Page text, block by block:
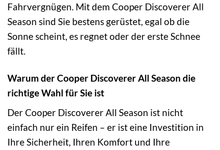
Fahrvergnügen. Mit dem Cooper Discoverer All
Season sind Sie bestens gerüstet, egal ob die
Sonne scheint, es regnet oder der erste Schnee
fällt.
Warum der Cooper Discoverer All Season die
richtige Wahl für Sie ist
Der Cooper Discoverer All Season ist nicht
einfach nur ein Reifen – er ist eine Investition in
Ihre Sicherheit, Ihren Komfort und Ihre